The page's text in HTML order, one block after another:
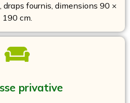
draps fournis, dimensions 90 ×
190 cm.
privative